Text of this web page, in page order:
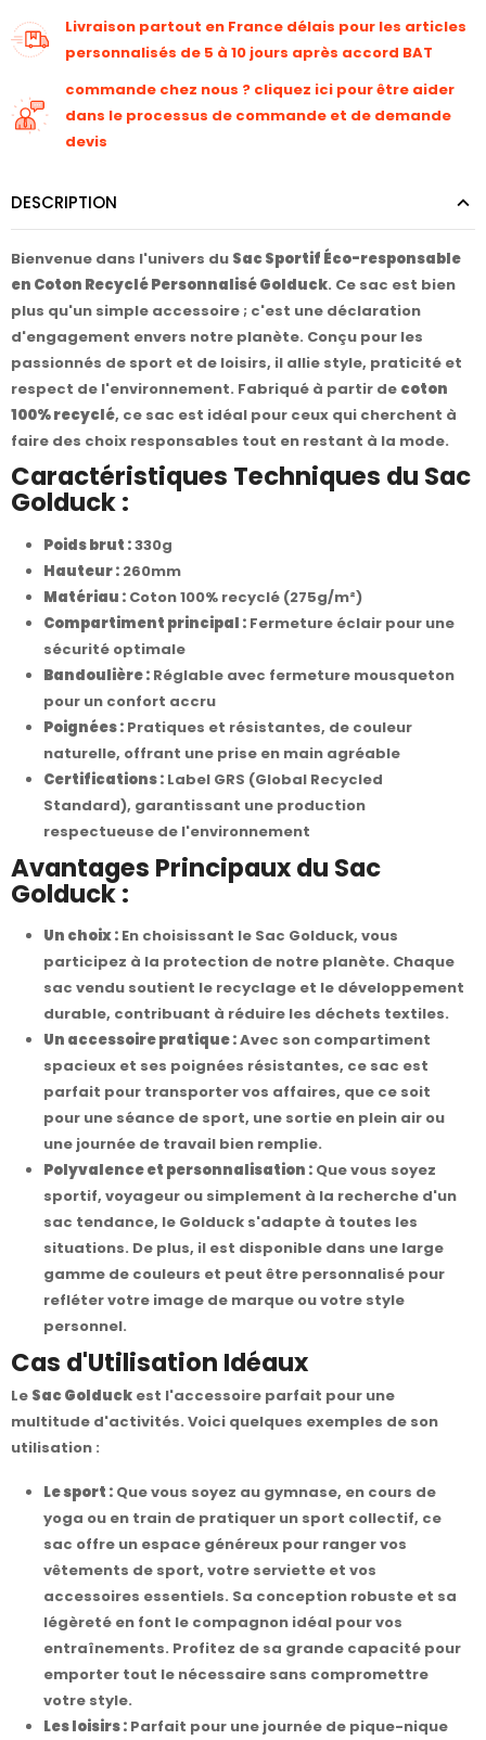
Livraison partout en France délais pour les articles
personnalisés de 5 à 10 jours après accord BAT
commande chez nous ? cliquez ici pour être aider
dans le processus de commande et de demande
devis
DESCRIPTION
Bienvenue dans l'univers du Sac Sportif Éco-responsable
en Coton Recyclé Personnalisé Golduck. Ce sac est bien
plus qu'un simple accessoire ; c'est une déclaration
d'engagement envers notre planète. Conçu pour les
passionnés de sport et de loisirs, il allie style, praticité et
respect de l'environnement. Fabriqué à partir de coton
100% recyclé, ce sac est idéal pour ceux qui cherchent à
faire des choix responsables tout en restant à la mode.
Caractéristiques Techniques du Sac
Golduck :
Poids brut :330g
Hauteur : 260mm
Matériau : Coton 100% recyclé (275g/m²)
Compartiment principal : Fermeture éclair pour une
sécurité optimale
Bandoulière : Réglable avec fermeture mousqueton
pour un confort accru
Poignées : Pratiques et résistantes, de couleur
naturelle, offrant une prise en main agréable
Certifications : Label GRS (Global Recycled
Standard), garantissant une production
respectueuse de l'environnement
Avantages Principaux du Sac
Golduck :
Un choix : En choisissant le Sac Golduck, vous
participez à la protection de notre planète. Chaque
sac vendu soutient le recyclage et le développement
durable, contribuant à réduire les déchets textiles.
Un accessoire pratique :Avec son compartiment
spacieux et ses poignées résistantes, ce sac est
parfait pour transporter vos affaires, que ce soit
pour une séance de sport, une sortie en plein air ou
une journée de travail bien remplie.
Polyvalence et personnalisation : Que vous soyez
sportif, voyageur ou simplement à la recherche d'un
sac tendance, le Golduck s'adapte à toutes les
situations. De plus, il est disponible dans une large
gamme de couleurs et peut être personnalisé pour
refléter votre image de marque ou votre style
personnel.
Cas d'Utilisation Idéaux
Le Sac Golduck est l'accessoire parfait pour une
multitude d'activités. Voici quelques exemples de son
utilisation :
Le sport : Que vous soyez au gymnase, en cours de
yoga ou en train de pratiquer un sport collectif, ce
sac offre un espace généreux pour ranger vos
vêtements de sport, votre serviette et vos
accessoires essentiels. Sa conception robuste et sa
légèreté en font le compagnon idéal pour vos
entraînements. Profitez de sa grande capacité pour
emporter tout le nécessaire sans compromettre
votre style.
Les loisirs : Parfait pour une journée de pique-nique